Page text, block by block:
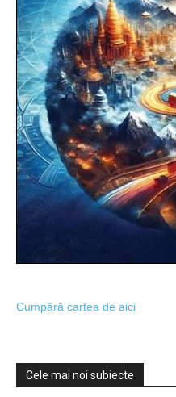
Cumpără cartea de aici
Cele mai noi subiecte